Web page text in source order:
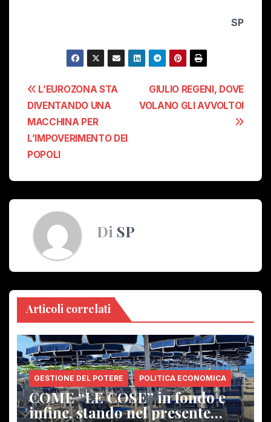
SP
Navigazione
articoli
GIULIO REGENI, DOVE
VOLANO GLI AVVOLTOI
L’EUROZONA STA
DIVENTANDO UNA
MACCHINA PER
L’IMPOVERIMENTO DEI
POPOLI
Di SP
Articoli correlati
GESTIONE DEL POTERE POLITICA ECONOMICA
COME “LE COSE” in fondo e
infine, stando nel presente